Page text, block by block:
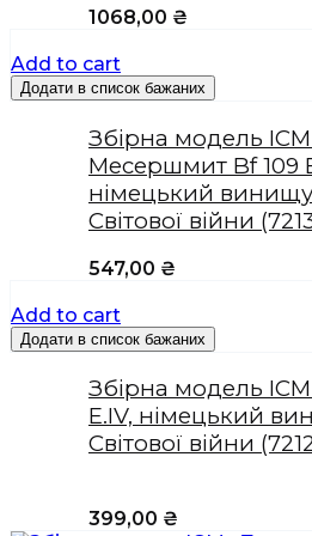
1068,00 ₴
Add to cart
Додати в список бажаних
Збірна модель
Месершмит Bf 109
німецький
Світової війни
547,00 ₴
Add to cart
Додати в список бажаних
Збірна модель
Е.IV, німецький
Світової війни
399,00 ₴